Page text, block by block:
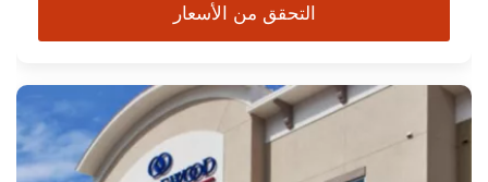
التحقق من الأسعار